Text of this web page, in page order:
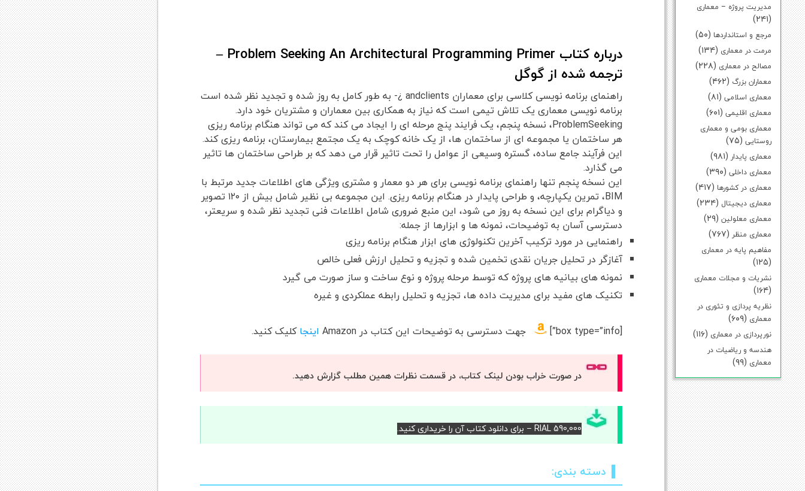
مدیریت پروژه – معماری
(۲۴۱)
مرجع و استانداردها (۵۰)
مرمت در معماری (۱۳۴)
مصالح در معماری (۲۲۸)
معماران بزرگ (۴۶۲)
معماری اسلامی (۸۱)
معماری اقلیمی (۶۰۱)
معماری بومی و معماری
روستایی (۷۵)
معماری پایدار (۹۸۱)
معماری داخلی (۳۹۰)
معماری در کشورها (۴۱۷)
معماری دیجیتال (۲۳۴)
معماری معلولین (۲۹)
معماری منظر (۷۶۷)
مفاهیم پایه در معماری
(۱۲۵)
نشریات و مجلات معماری
(۱۶۴)
نظریه پردازی و تئوری در
معماری (۶۰۹)
نورپردازی در معماری (۱۱۶)
هندسه و ریاضیات در
معماری (۹۹)
درباره کتاب Problem Seeking An Architectural Programming Primer –
ترجمه شده از گوگل
راهنمای برنامه نویسی کلاسی برای معماران andclients ¿- به طور کامل به روز شده و تجدید نظر شده است
برنامه نویسی معماری یک تلاش تیمی است که نیاز به همکاری بین معماران و مشتریان خود دارد.
ProblemSeeking، نسخه پنجم، یک فرایند پنج مرحله ای را ایجاد می کند که می تواند هنگام برنامه ریزی
هر ساختمان یا مجموعه ای از ساختمان ها، از یک خانه کوچک به یک مجتمع بیمارستان، برنامه ریزی کند.
این فرآیند جامع ساده، گستره وسیعی از عوامل را تحت تاثیر قرار می دهد که بر طراحی ساختمان ها تاثیر
می گذارد.
این نسخه پنجم تنها راهنمای برنامه نویسی برای هر دو معمار و مشتری ویژگی های اطلاعات جدید مرتبط با
BIM، تمرین یکپارچه، و طراحی پایدار در هنگام برنامه ریزی. این مجموعه بی نظیر شامل بیش از ۱۲۰ تصویر
و دیاگرام برای این نسخه به روز می شود، این منبع ضروری شامل اطلاعات فنی تجدید نظر شده و سریعتر،
دسترسی آسان به توضیحات، نمونه ها و ابزارها از جمله:
راهنمایی در مورد ترکیب آخرین تکنولوژی های ابزار هنگام برنامه ریزی
آغازگر در تحلیل جریان نقدی تخمین شده و تجزیه و تحلیل ارزش فعلی خالص
نمونه های بیانیه های پروژه که توسط مرحله پروژه و نوع ساخت و ساز صورت می گیرد
تکنیک های مفید برای مدیریت داده ها، تجزیه و تحلیل رابطه عملکردی و غیره
[box type=”info”] جهت دسترسی به توضیحات این کتاب در Amazon اینجاکلیک کنید.
در صورت خراب بودن لینک کتاب، در قسمت نظرات همین مطلب گزارش دهید.
RIAL 590,000 – برای دانلود کتاب آن را خریداری کنید.
دسته بندی: